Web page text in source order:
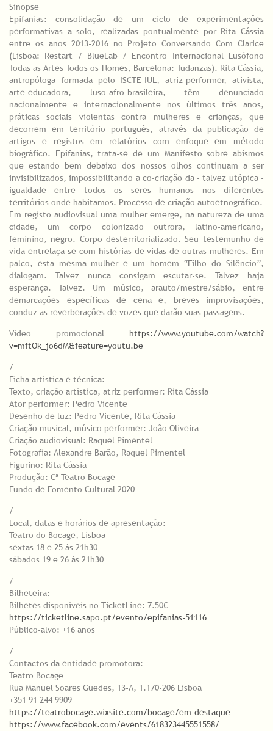
Sinopse
Epifanias: consolidação de um ciclo de experimentações
performativas a solo, realizadas pontualmente por Rita Cássia
entre os anos 2013-2016 no Projeto Conversando Com Clarice
(Lisboa: Restart / BlueLab / Encontro Internacional Lusófono
Todas as Artes Todos os Nomes, Barcelona: Tudanzas). Rita Cássia,
antropóloga formada pelo ISCTE-IUL, atriz-performer, ativista,
arte-educadora, luso-afro-brasileira, têm denunciado
nacionalmente e internacionalmente nos últimos três anos,
práticas sociais violentas contra mulheres e crianças, que
decorrem em território português, através da publicação de
artigos e registos em relatórios com enfoque em método
biográfico. Epifanias, trata-se de um Manifesto sobre abismos
que estando bem debaixo dos nossos olhos continuam a ser
invisibilizados, impossibilitando a co-criação da - talvez utópica -
igualdade entre todos os seres humanos nos diferentes
territórios onde habitamos. Processo de criação autoetnográfico.
Em registo audiovisual uma mulher emerge, na natureza de uma
cidade, um corpo colonizado outrora, latino-americano,
feminino, negro. Corpo desterritorializado. Seu testemunho de
vida entrelaça-se com histórias de vidas de outras mulheres. Em
palco, esta mesma mulher e um homem “Filho do Silêncio”,
dialogam. Talvez nunca consigam escutar-se. Talvez haja
esperança. Talvez. Um músico, arauto/mestre/sábio, entre
demarcações específicas de cena e, breves improvisações,
conduz as reverberações de vozes que darão suas passagens.
Vídeo promocional https://www.youtube.com/watch?
v=mftOk_jo6dM&feature=youtu.be
/
Ficha artística e técnica:
Texto, criação artística, atriz performer: Rita Cássia
Ator performer: Pedro Vicente
Desenho de luz: Pedro Vicente, Rita Cássia
Criação musical, músico performer: João Oliveira
Criação audiovisual: Raquel Pimentel
Fotografia: Alexandre Barão, Raquel Pimentel
Figurino: Rita Cássia
Produção: Cª Teatro Bocage
Fundo de Fomento Cultural 2020
/
Local, datas e horários de apresentação:
Teatro do Bocage, Lisboa
sextas 18 e 25 às 21h30
sábados 19 e 26 às 21h30​
/
Bilheteira:
Bilhetes disponíveis no TicketLine: 7.50€
https://ticketline.sapo.pt/evento/epifanias-51116
Público-alvo: +16 anos
/
Contactos da entidade promotora:
Teatro Bocage
Rua Manuel Soares Guedes, 13-A, 1.170-206 Lisboa
+351 91 244 9909
https://teatrobocage.wixsite.com/bocage/em-destaque
https://www.facebook.com/events/618323445551558/